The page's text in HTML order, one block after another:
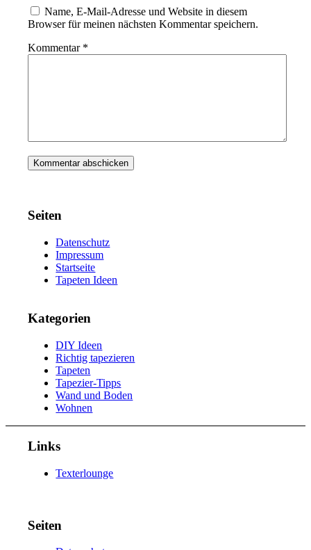
Name, E-Mail-Adresse und Website in diesem
Browser für meinen nächsten Kommentar speichern.
Kommentar *
Seiten
Datenschutz
Impressum
Startseite
Tapeten Ideen
Kategorien
DIY Ideen
Richtig tapezieren
Tapeten
Tapezier-Tipps
Wand und Boden
Wohnen
Links
Texterlounge
Seiten